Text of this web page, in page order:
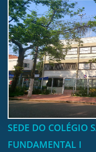
SEDE DO COLÉGIO
FUNDAMENTAL I